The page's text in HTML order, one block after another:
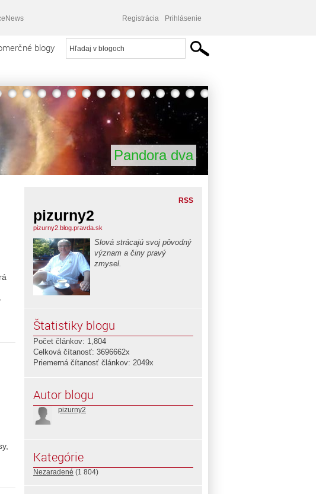
Registrácia Prihlásenie
blogy
Pandora dva
RSS
pizurny2
pizurny2.blog.pravda.sk
Slová strácajú svoj pôvodný
význam a činy pravý
zmysel.
Štatistiky blogu
Počet článkov: 1,804
Celková čítanosť: 3696662x
Priemerná čítanosť článkov: 2049x
Autor blogu
pizurny2
Kategórie
Nezaradené (1 804)